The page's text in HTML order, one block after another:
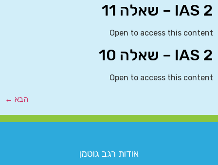
IAS 2 – שאלה 11
Open to access this content
IAS 2 – שאלה 10
Open to access this content
הבא ←
אודות רגב גוטמן